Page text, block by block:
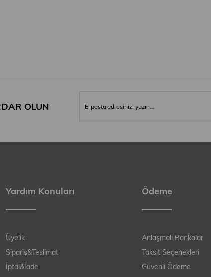
OLUN
Yardım Konuları
Üyelik
Sipariş&Teslimat
İptal&İade
Ödeme
Anlaşmalı Bankalar
Taksit Seçenekleri
Güvenli Ödeme